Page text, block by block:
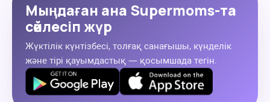
Мыңдаған ана Supermoms-та
сөйлесіп жүр
Жүктілік күнтізбесі, толғақ санағышы, күнделік
және тірі қауымдастық — қосымшада тегін.